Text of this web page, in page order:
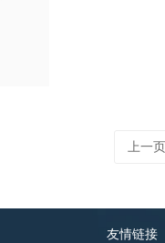
上一页
友情链接